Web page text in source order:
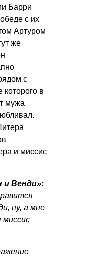
Барри
с их
Артуром
же
с
которого в
мужа
и миссис
и Венди»:
ну, а мне
миссис